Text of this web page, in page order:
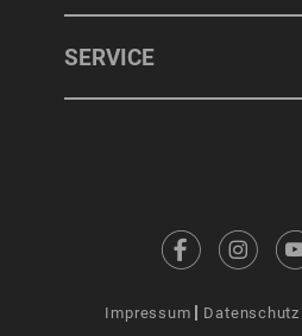
SERVICE
Impressum Datenschutz